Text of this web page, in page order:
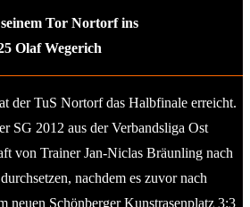
Tor Nortorf ins
Olaf Wegerich
der TuS Nortorf das Halbfinale erreicht.
SG 2012 aus der Verbandsliga Ost
von Trainer Jan-Niclas Bräunling nach
nachdem es zuvor nach
neuen Schönberger Kunstrasenplatz 3:3